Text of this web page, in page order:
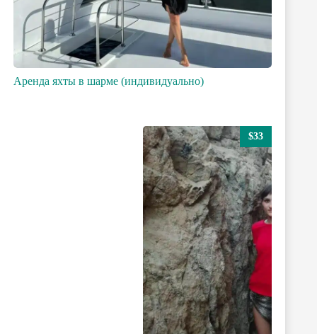
Аренда яхты в шарме (индивидуально)
$33